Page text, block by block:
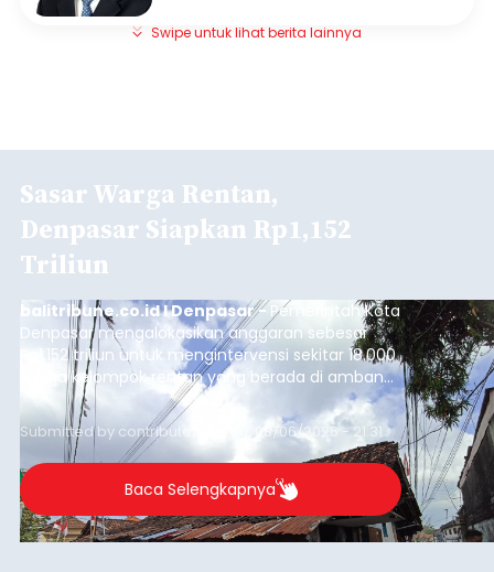
Swipe untuk lihat berita lainnya
Sasar Warga Rentan,
Denpasar Siapkan Rp1,152
Triliun
balitribune.co.id I Denpasar - Pemerintah Kota
Denpasar mengalokasikan anggaran sebesar
Rp1,152 triliun untuk mengintervensi sekitar 18.000
warga kelompok rentan yang berada di ambang
garis kemiskinan. Langkah strategis ini diambil
guna menjaga masyarakat yang berada pada
kelompok desil 5 dan 6 tersebut agar tidak
merosot ke kategori miskin.
Submitted by contributor Thu, 08/06/2026 - 21:31
Baca Selengkapnya